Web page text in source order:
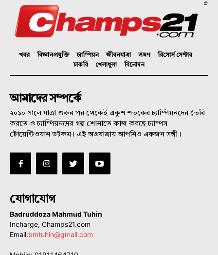
©
খবর বিজ্ঞানপ্রযুক্তি চ্যাম্পিয়ন জীবনযাত্রা ভ্রমণ
রিসোর্স সেন্টার
চাকরি
খেলাধুলা বিনোদন
আমাদের সম্পর্কে
২০১০ সালে যাত্রা শুরুর পর থেকেই একুশ শতকের চ্যাম্পিয়নদের তৈরি
করতে ও চ্যাম্পিয়নদের গল্প শোনাতে কাজ করছে চ্যাম্পস
টোয়েন্টিওয়ান ডটকম। এই অগ্রযাত্রায় আপনিও একজন সঙ্গী।
যোগাযোগ
Badruddoza Mahmud Tuhin
Incharge, Champs21.com
Email:bmtuhin@gmail.com